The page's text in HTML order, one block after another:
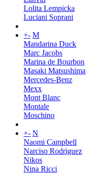
Lolita Lempicka
Luciani Soprani
+- M
Mandarina Duck
Marc Jacobs
Marina de Bourbon
Masaki Matsushima
Mercedes-Benz
Mexx
Mont Blanc
Montale
Moschino
+- N
Naomi Campbell
Narciso Rodriguez
Nikos
Nina Ricci